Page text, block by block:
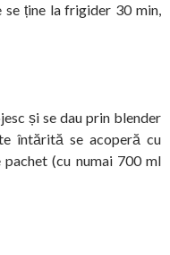
se ține la frigider 30 min,
și se dau prin blender
întărită se acoperă cu
(cu numai 700 ml